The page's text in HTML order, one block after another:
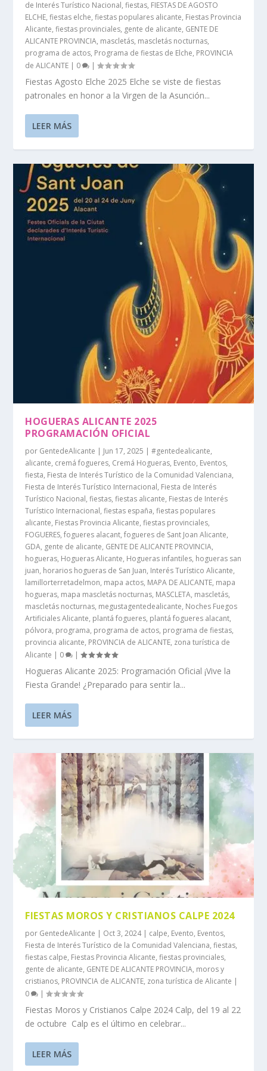
de Interés Turístico Nacional,fiestas, FIESTAS DE AGOSTO
ELCHE,fiestas elche,fiestas populares alicante, Fiestas Provincia
Alicante,fiestas provinciales, gente de alicante, GENTE DE
ALICANTE PROVINCIA, mascletás, mascletás nocturnas,
programa de actos, Programa de fiestas de Elche, PROVINCIA
de ALICANTE | 0 |
Fiestas Agosto Elche 2025 Elche se viste de fiestas
patronales en honor a la Virgen de la Asunción...
LEER MÁS
HOGUERAS ALICANTE 2025
PROGRAMACIÓN OFICIAL
por GentedeAlicante | Jun 17, 2025 |#gentedealicante,
alicante, cremá fogueres, Cremá Hogueras, Evento, Eventos,
fiesta, Fiesta de Interés Turístico de la Comunidad Valenciana,
Fiesta de Interés Turístico Internacional, Fiesta de Interés
Turístico Nacional,fiestas,fiestas alicante, Fiestas de Interés
Turístico Internacional,fiestas españa,fiestas populares
alicante, Fiestas Provincia Alicante,fiestas provinciales,
FOGUERES,fogueres alacant,fogueres de Sant Joan Alicante,
GDA, gente de alicante, GENTE DE ALICANTE PROVINCIA,
hogueras, Hogueras Alicante, Hogueras infantiles, hogueras san
juan, horarios hogueras de San Juan, Interés Turístico Alicante,
lamillorterretadelmon, mapa actos, MAPA DE ALICANTE, mapa
hogueras, mapa mascletás nocturnas, MASCLETA, mascletás,
mascletás nocturnas, megustagentedealicante, Noches Fuegos
Artificiales Alicante, plantá fogueres, plantá fogueres alacant,
pólvora, programa, programa de actos, programa de fiestas,
provincia alicante, PROVINCIA de ALICANTE, zona turística de
Alicante | 0 |
Hogueras Alicante 2025: Programación Oficial ¡Vive la
Fiesta Grande! ¿Preparado para sentir la...
LEER MÁS
FIESTAS MOROS Y CRISTIANOS CALPE 2024
por GentedeAlicante | Oct 3, 2024| calpe, Evento, Eventos,
Fiesta de Interés Turístico de la Comunidad Valenciana,fiestas,
fiestas calpe, Fiestas Provincia Alicante,fiestas provinciales,
gente de alicante, GENTE DE ALICANTE PROVINCIA, moros y
cristianos, PROVINCIA de ALICANTE, zona turística de Alicante |
0
|
Fiestas Moros y Cristianos Calpe 2024 Calp, del 19 al 22
de octubre Calp es el último en celebrar...
LEER MÁS